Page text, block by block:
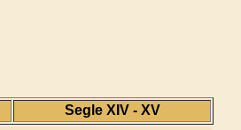
Segle XIV - XV